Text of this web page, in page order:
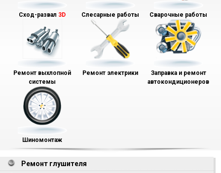
Сход-развал 3D Слесарные работы Сварочные работы
Ремонт выхлопной
системы
Ремонт электрики
Заправка и ремонт
автокондиционеров
Шиномонтаж
Ремонт глушителя